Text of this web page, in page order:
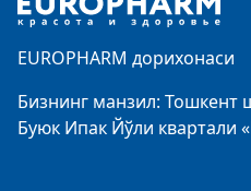
EUROPHARM дорихонаси
Бизнинг манзил: Тошкент
Буюк Ипак Йўли квартали